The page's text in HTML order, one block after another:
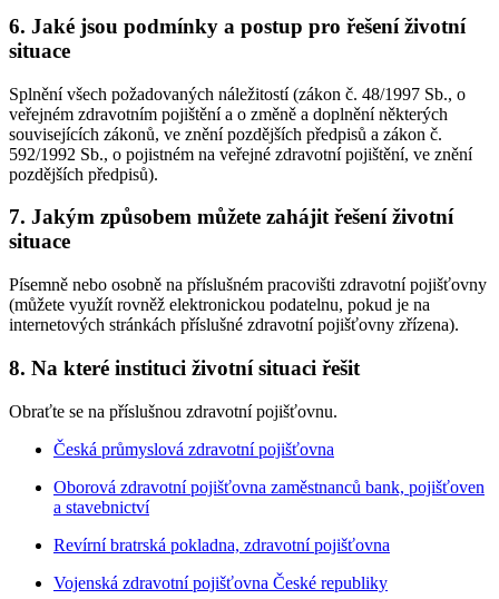
6. Jaké jsou podmínky a postup pro řešení životní
situace
Splnění všech požadovaných náležitostí (zákon č. 48/1997 Sb., o
veřejném zdravotním pojištění a o změně a doplnění některých
souvisejících zákonů, ve znění pozdějších předpisů a zákon č.
592/1992 Sb., o pojistném na veřejné zdravotní pojištění, ve znění
pozdějších předpisů).
7. Jakým způsobem můžete zahájit řešení životní
situace
Písemně nebo osobně na příslušném pracovišti zdravotní pojišťovny
(můžete využít rovněž elektronickou podatelnu, pokud je na
internetových stránkách příslušné zdravotní pojišťovny zřízena).
8. Na které instituci životní situaci řešit
Obraťte se na příslušnou zdravotní pojišťovnu.
Česká průmyslová zdravotní pojišťovna
Oborová zdravotní pojišťovna zaměstnanců bank, pojišťoven
a stavebnictví
Revírní bratrská pokladna, zdravotní pojišťovna
Vojenská zdravotní pojišťovna České republiky